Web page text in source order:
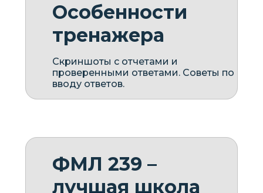
Особенности
тренажера
Скриншоты с отчетами и
проверенными ответами. Советы по
вводу ответов.
ФМЛ 239 –
лучшая школа